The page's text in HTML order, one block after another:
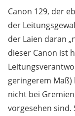
Canon 129, der
der
der Laien daran
dieser Canon ist
geringerem
nicht bei
vorgesehen sind.